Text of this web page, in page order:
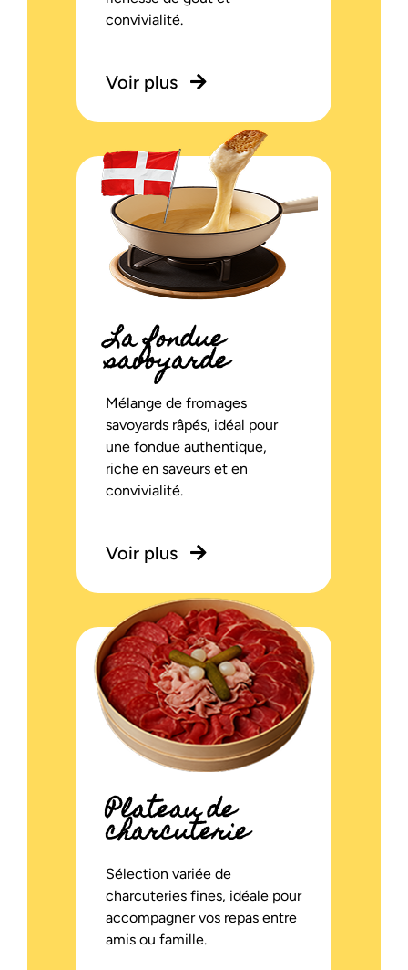
convivialité.
Voir plus
La fondue
savoyarde
Mélange de fromages
savoyards râpés, idéal pour
une fondue authentique,
riche en saveurs et en
convivialité.
Voir plus
Plateau de
charcuterie
Sélection variée de
charcuteries fines, idéale pour
accompagner vos repas entre
amis ou famille.